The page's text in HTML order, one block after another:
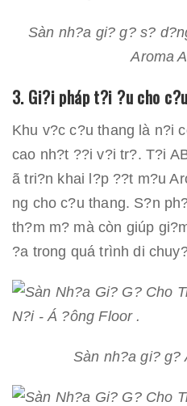
Sàn nh?a gi? g? s?
Aroma
3. Gi?i pháp t?i ?u cho
Khu v?c c?u thang là n?i
cao nh?t ??i v?i tr?. T?i
ã tri?n khai l?p ??t m?u
ng cho c?u thang. S?n
th?m m? mà còn giúp
?a trong quá trình di
Sàn nh?a gi? g?